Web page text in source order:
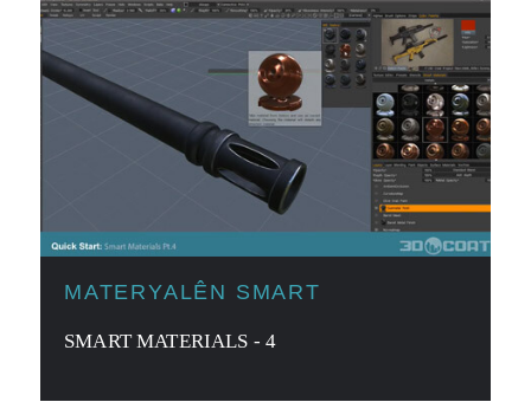
MATERYALÊN SMART
SMART MATERIALS - 4